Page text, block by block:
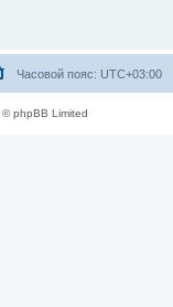
Часовой пояс: UTC+03:00
phpBB Limited